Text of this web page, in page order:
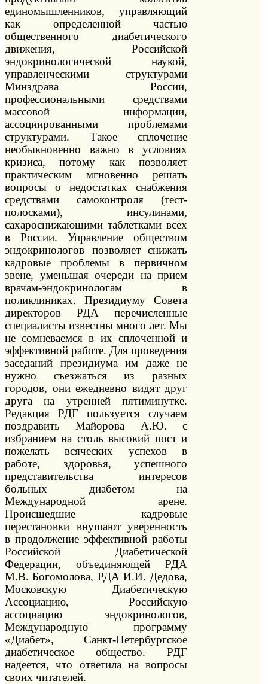
единомышленников, управляющий
как определенной частью
общественного диабетического
движения, Российской
эндокринологической наукой,
управленческими структурами
Минздрава России,
профессиональными средствами
массовой информации,
ассоциированными проблемами
структурами. Такое сплочение
необыкновенно важно в условиях
кризиса, потому как позволяет
практическим мгновенно решать
вопросы о недостатках снабжения
средствами самоконтроля (тест-
полосками), инсулинами,
сахароснижающими таблетками всех
в России. Управление обществом
эндокринологов позволяет снижать
кадровые проблемы в первичном
звене, уменьшая очереди на прием
врачам-эндокринологам в
поликлиниках. Президиуму Совета
директоров РДА перечисленные
специалисты известны много лет. Мы
не сомневаемся в их сплоченной и
эффективной работе. Для проведения
заседаний президиума им даже не
нужно съезжаться из разных
городов, они ежедневно видят друг
друга на утренней пятиминутке.
Редакция РДГ пользуется случаем
поздравить Майорова А.Ю. с
избранием на столь высокий пост и
пожелать всяческих успехов в
работе, здоровья, успешного
представительства интересов
больных диабетом на
Международной арене.
Происшедшие кадровые
перестановки внушают уверенность
в продолжение эффективной работы
Российской Диабетической
Федерации, объединяющей РДА
М.В. Богомолова, РДА И.И. Дедова,
Московскую Диабетическую
Ассоциацию, Российскую
ассоциацию эндокринологов,
Международную программу
«Диабет», Санкт-Петербургское
диабетическое общество. РДГ
надеется, что ответила на вопросы
своих читателей.